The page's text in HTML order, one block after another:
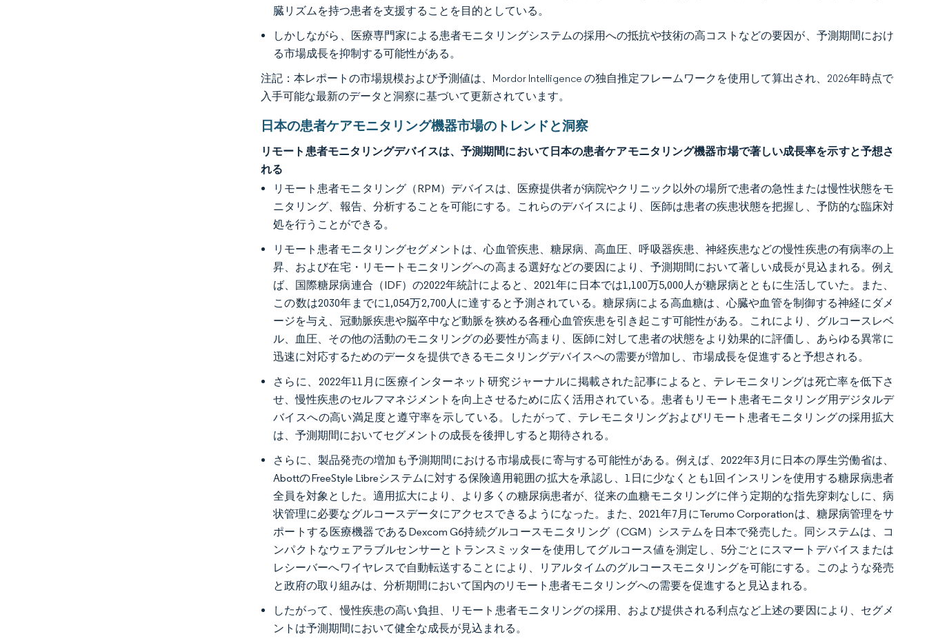
臓リズムを持つ患者を支援することを目的としている。
しかしながら、医療専門家による患者モニタリングシステムの採用への抵抗や技術の高コストなどの要因が、予測期間におけ
る市場成長を抑制する可能性がある。
注記：本レポートの市場規模および予測値は、Mordor Intelligence の独自推定フレームワークを使用して算出され、2026年時点で
入手可能な最新のデータと洞察に基づいて更新されています。
日本の患者ケアモニタリング機器市場のトレンドと洞察
リモート患者モニタリングデバイスは、予測期間において日本の患者ケアモニタリング機器市場で著しい成長率を示すと予想さ
れる
リモート患者モニタリング（RPM）デバイスは、医療提供者が病院やクリニック以外の場所で患者の急性または慢性状態をモ
ニタリング、報告、分析することを可能にする。これらのデバイスにより、医師は患者の疾患状態を把握し、予防的な臨床対
処を行うことができる。
リモート患者モニタリングセグメントは、心血管疾患、糖尿病、高血圧、呼吸器疾患、神経疾患などの慢性疾患の有病率の上
昇、および在宅・リモートモニタリングへの高まる選好などの要因により、予測期間において著しい成長が見込まれる。例え
ば、国際糖尿病連合（IDF）の2022年統計によると、2021年に日本では1,100万5,000人が糖尿病とともに生活していた。また、
この数は2030年までに1,054万2,700人に達すると予測されている。糖尿病による高血糖は、心臓や血管を制御する神経にダメ
ージを与え、冠動脈疾患や脳卒中など動脈を狭める各種心血管疾患を引き起こす可能性がある。これにより、グルコースレベ
ル、血圧、その他の活動のモニタリングの必要性が高まり、医師に対して患者の状態をより効果的に評価し、あらゆる異常に
迅速に対応するためのデータを提供できるモニタリングデバイスへの需要が増加し、市場成長を促進すると予想される。
さらに、2022年11月に医療インターネット研究ジャーナルに掲載された記事によると、テレモニタリングは死亡率を低下さ
せ、慢性疾患のセルフマネジメントを向上させるために広く活用されている。患者もリモート患者モニタリング用デジタルデ
バイスへの高い満足度と遵守率を示している。したがって、テレモニタリングおよびリモート患者モニタリングの採用拡大
は、予測期間においてセグメントの成長を後押しすると期待される。
さらに、製品発売の増加も予測期間における市場成長に寄与する可能性がある。例えば、2022年3月に日本の厚生労働省は、
AbottのFreeStyle Libreシステムに対する保険適用範囲の拡大を承認し、1日に少なくとも1回インスリンを使用する糖尿病患者
全員を対象とした。適用拡大により、より多くの糖尿病患者が、従来の血糖モニタリングに伴う定期的な指先穿刺なしに、病
状管理に必要なグルコースデータにアクセスできるようになった。また、2021年7月にTerumo Corporationは、糖尿病管理をサ
ポートする医療機器であるDexcom G6持続グルコースモニタリング（CGM）システムを日本で発売した。同システムは、コ
ンパクトなウェアラブルセンサーとトランスミッターを使用してグルコース値を測定し、5分ごとにスマートデバイスまたは
レシーバーへワイヤレスで自動転送することにより、リアルタイムのグルコースモニタリングを可能にする。このような発売
と政府の取り組みは、分析期間において国内のリモート患者モニタリングへの需要を促進すると見込まれる。
したがって、慢性疾患の高い負担、リモート患者モニタリングの採用、および提供される利点など上述の要因により、セグメ
ントは予測期間において健全な成長が見込まれる。